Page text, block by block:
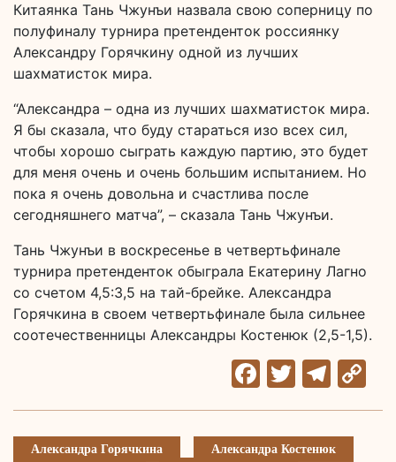
Китаянка Тань Чжунъи назвала свою соперницу по
полуфиналу турнира претенденток россиянку
Александру Горячкину одной из лучших
шахматисток мира.
“Александра – одна из лучших шахматисток мира.
Я бы сказала, что буду стараться изо всех сил,
чтобы хорошо сыграть каждую партию, это будет
для меня очень и очень большим испытанием. Но
пока я очень довольна и счастлива после
сегодняшнего матча”, – сказала Тань Чжунъи.
Тань Чжунъи в воскресенье в четвертьфинале
турнира претенденток обыграла Екатерину Лагно
со счетом 4,5:3,5 на тай-брейке. Александра
Горячкина в своем четвертьфинале была сильнее
соотечественницы Александры Костенюк (2,5-1,5).
Facebook
Twitter
Александра Горячкина
Александра Костенюк